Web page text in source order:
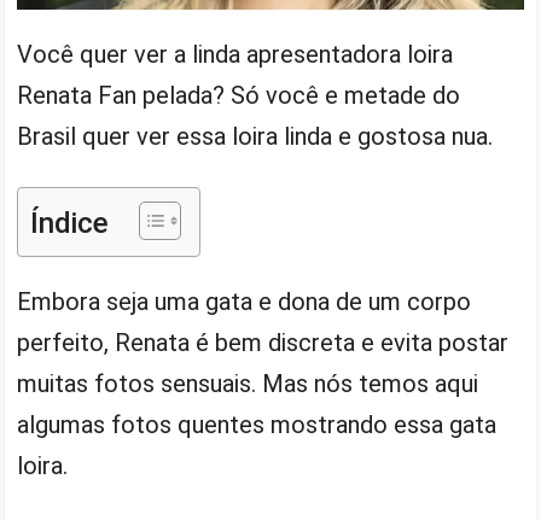
Você quer ver a linda apresentadora loira
Renata Fan pelada? Só você e metade do
Brasil quer ver essa loira linda e gostosa nua.
Índice
Embora seja uma gata e dona de um corpo
perfeito, Renata é bem discreta e evita postar
muitas fotos sensuais. Mas nós temos aqui
algumas fotos quentes mostrando essa gata
loira.